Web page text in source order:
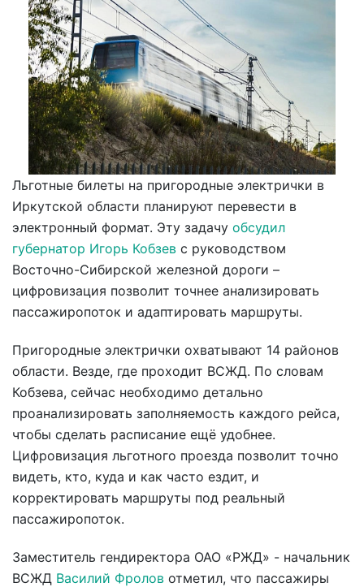
Льготные билеты на пригородные электрички в
Иркутской области планируют перевести в
электронный формат. Эту задачу обсудил
губернатор Игорь Кобзев с руководством
Восточно-Сибирской железной дороги –
цифровизация позволит точнее анализировать
пассажиропоток и адаптировать маршруты.
Пригородные электрички охватывают 14 районов
области. Везде, где проходит ВСЖД. По словам
Кобзева, сейчас необходимо детально
проанализировать заполняемость каждого рейса,
чтобы сделать расписание ещё удобнее.
Цифровизация льготного проезда позволит точно
видеть, кто, куда и как часто ездит, и
корректировать маршруты под реальный
пассажиропоток.
Заместитель гендиректора ОАО «РЖД» - начальник
ВСЖД Василий Фролов отметил, что пассажиры